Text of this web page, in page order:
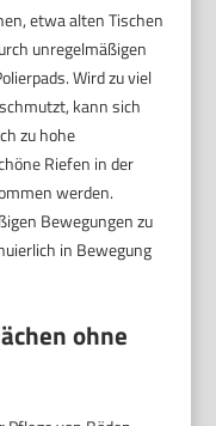
etwa alten Tischen
unregelmäßigen
Wird zu viel
kann sich
zu hohe
Riefen in der
werden.
Bewegungen zu
in Bewegung
ohne